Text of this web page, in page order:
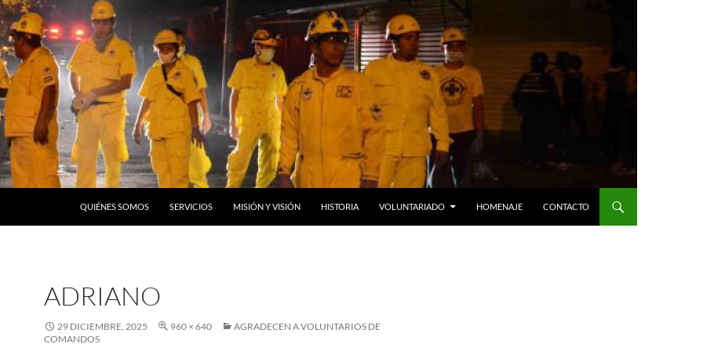
QUIÉNES SOMOS SERVICIOS MISIÓN Y VISIÓN HISTORIA VOLUNTARIADO HOMENAJE CONTACTO
ADRIANO
29 DICIEMBRE, 2025 960 × 640
AGRADECEN A VOLUNTARIOS DE
COMANDOS